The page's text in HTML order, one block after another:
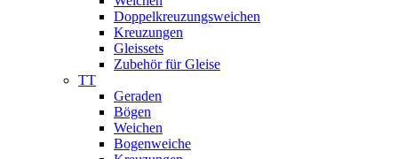
Doppelkreuzungsweichen
Kreuzungen
Gleissets
Zubehör für Gleise
TT
Geraden
Bögen
Weichen
Bogenweiche